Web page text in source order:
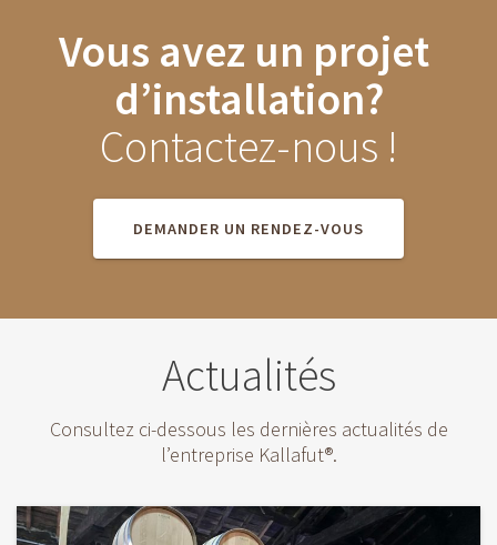
Vous avez un projet
d’installation?
Contactez-nous !
DEMANDER UN RENDEZ-VOUS
Actualités
Consultez ci-dessous les dernières actualités de
l’entreprise Kallafut®.